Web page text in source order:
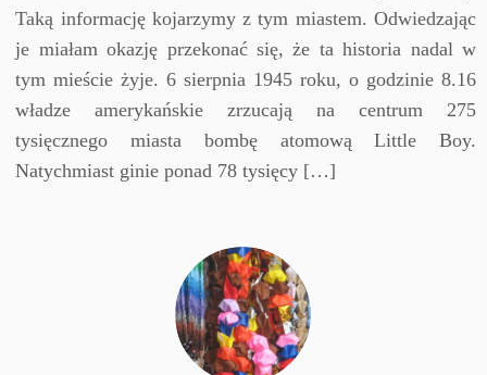
Taką informację kojarzymy z tym miastem. Odwiedzając
je miałam okazję przekonać się, że ta historia nadal w
tym mieście żyje. 6 sierpnia 1945 roku, o godzinie 8.16
władze amerykańskie zrzucają na centrum 275
tysięcznego miasta bombę atomową Little Boy.
Natychmiast ginie ponad 78 tysięcy […]